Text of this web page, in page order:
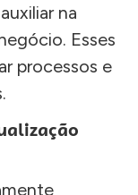
na
Esses
processos e